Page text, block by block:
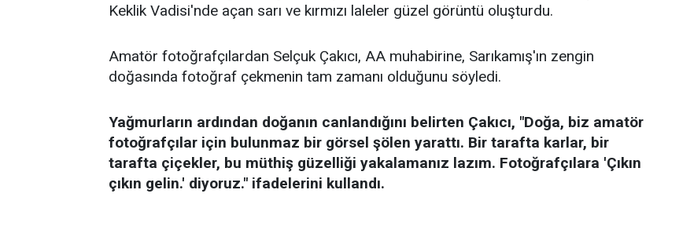
Keklik Vadisi'nde açan sarı ve kırmızı laleler güzel görüntü oluşturdu.
Amatör fotoğrafçılardan Selçuk Çakıcı, AA muhabirine, Sarıkamış'ın zengin
doğasında fotoğraf çekmenin tam zamanı olduğunu söyledi.
Yağmurların ardından doğanın canlandığını belirten Çakıcı, "Doğa, biz amatör
fotoğrafçılar için bulunmaz bir görsel şölen yarattı. Bir tarafta karlar, bir
tarafta çiçekler, bu müthiş güzelliği yakalamanız lazım. Fotoğrafçılara 'Çıkın
çıkın gelin.' diyoruz." ifadelerini kullandı.